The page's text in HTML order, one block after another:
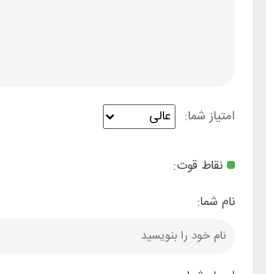
امتیاز شما:
نقاط قوت:
نام شما: